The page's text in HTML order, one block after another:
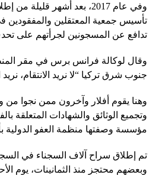
وفي عام 2017، بعد أشهر
تأسيس جمعية المعتقلين والمفقودين
تدافع عن المسجونين لجرأتهم على
وقال لوكالة فرانس برس في مقر
جنوب شرق تركيا “لا نريد الانتقام، نريد
وهنا يقوم أفلار وآخرون ممن نجوا من
وتجميع الوثائق والشهادات المتعلقة
مؤسسة وصفتها منظمة العفو الدولية
تم إطلاق سراح آلاف السجناء في
وبعضهم محتجز منذ الثمانينات، يوم